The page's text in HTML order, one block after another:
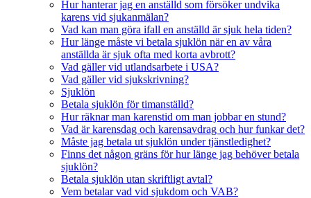
Hur hanterar jag en anställd som försöker undvika
karens vid sjukanmälan?
Vad kan man göra ifall en anställd är sjuk hela tiden?
Hur länge måste vi betala sjuklön när en av våra
anställda är sjuk ofta med korta avbrott?
Vad gäller vid utlandsarbete i USA?
Vad gäller vid sjukskrivning?
Sjuklön
Betala sjuklön för timanställd?
Hur räknar man karenstid om man jobbar en stund?
Vad är karensdag och karensavdrag och hur funkar det?
Måste jag betala ut sjuklön under tjänstledighet?
Finns det någon gräns för hur länge jag behöver betala
sjuklön?
Betala sjuklön utan skriftligt avtal?
Vem betalar vad vid sjukdom och VAB?